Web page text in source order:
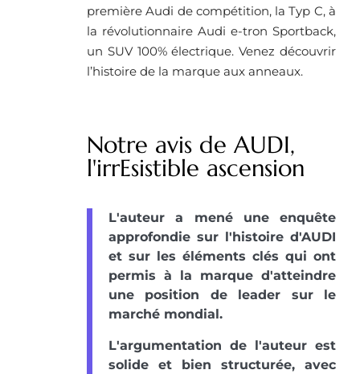
première Audi de compétition, la Typ C, à
la révolutionnaire Audi e-tron Sportback,
un SUV 100% électrique. Venez découvrir
l’histoire de la marque aux anneaux.
Notre avis de AUDI,
l'irrEsistible ascension
L'auteur a mené une enquête
approfondie sur l'histoire d'AUDI
et sur les éléments clés qui ont
permis à la marque d'atteindre
une position de leader sur le
marché mondial.
L'argumentation de l'auteur est
solide et bien structurée, avec